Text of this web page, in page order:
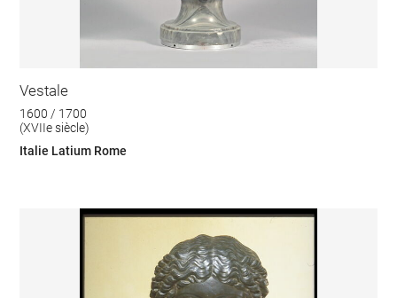
Vestale
1600 / 1700
(XVIIe siècle)
Italie Latium Rome